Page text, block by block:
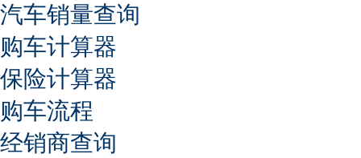
汽车销量查询
购车计算器
保险计算器
购车流程
经销商查询